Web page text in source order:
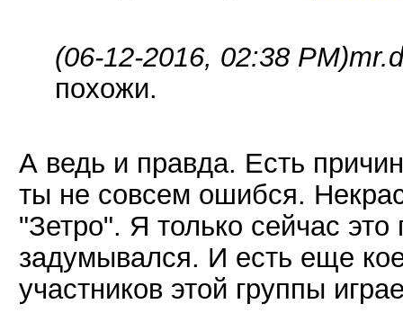
(06-12-2016, 02:38 PM)
похожи.
А ведь и правда. Есть
ты не совсем ошибся.
"Зетро". Я только сейчас
задумывался. И есть еще
участников этой группы